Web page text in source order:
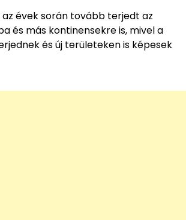
évek során tovább terjedt az
és más kontinensekre is, mivel a
és új területeken is képesek